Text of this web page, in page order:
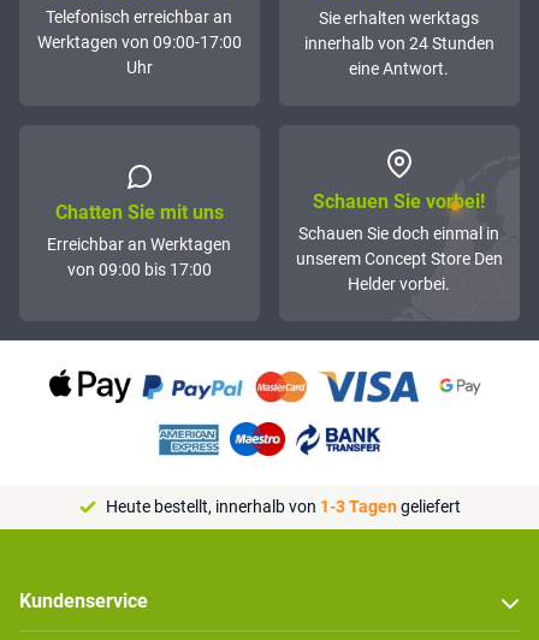
Telefonisch erreichbar an
Werktagen von 09:00-17:00
Uhr
Sie erhalten werktags
innerhalb von 24 Stunden
eine Antwort.
Chatten Sie mit uns
Erreichbar an Werktagen
von 09:00 bis 17:00
Schauen Sie vorbei!
Schauen Sie doch einmal in
unserem Concept Store Den
Helder vorbei.
Heute bestellt, innerhalb von 1-3 Tagengeliefert
Kundenservice